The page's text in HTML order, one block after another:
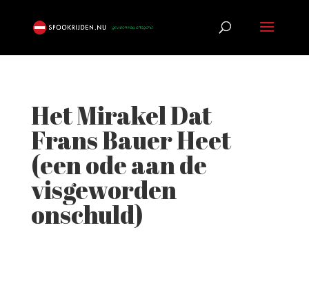
Het Mirakel Dat
Frans Bauer Heet
(een ode aan de
visgeworden
onschuld)